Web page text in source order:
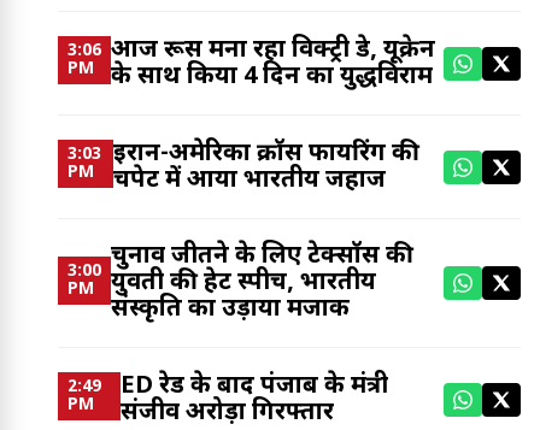
3:06
PM
आज रूस मना रहा विक्ट्री डे, यूक्रेन
के साथ किया 4 दिन का युद्धविराम
3:03
PM
ईरान-अमेरिका क्रॉस फायरिंग की
चपेट में आया भारतीय जहाज
3:00
PM
चुनाव जीतने के लिए टेक्सॉस की
युवती की हेट स्पीच, भारतीय
संस्कृति का उड़ाया मजाक
2:49
PM
ED रेड के बाद पंजाब के मंत्री
संजीव अरोड़ा गिरफ्तार